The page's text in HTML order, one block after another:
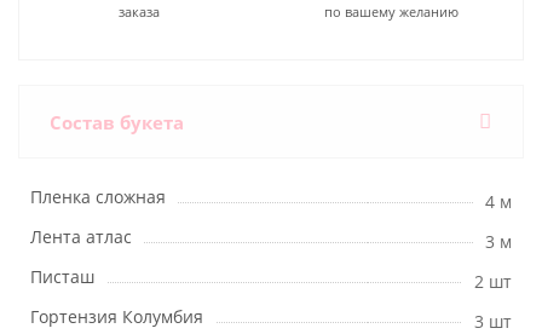
заказа
по вашему желанию
Состав букета
Пленка сложная
4 м
Лента атлас
3 м
Писташ
2 шт
Гортензия Колумбия
3 шт